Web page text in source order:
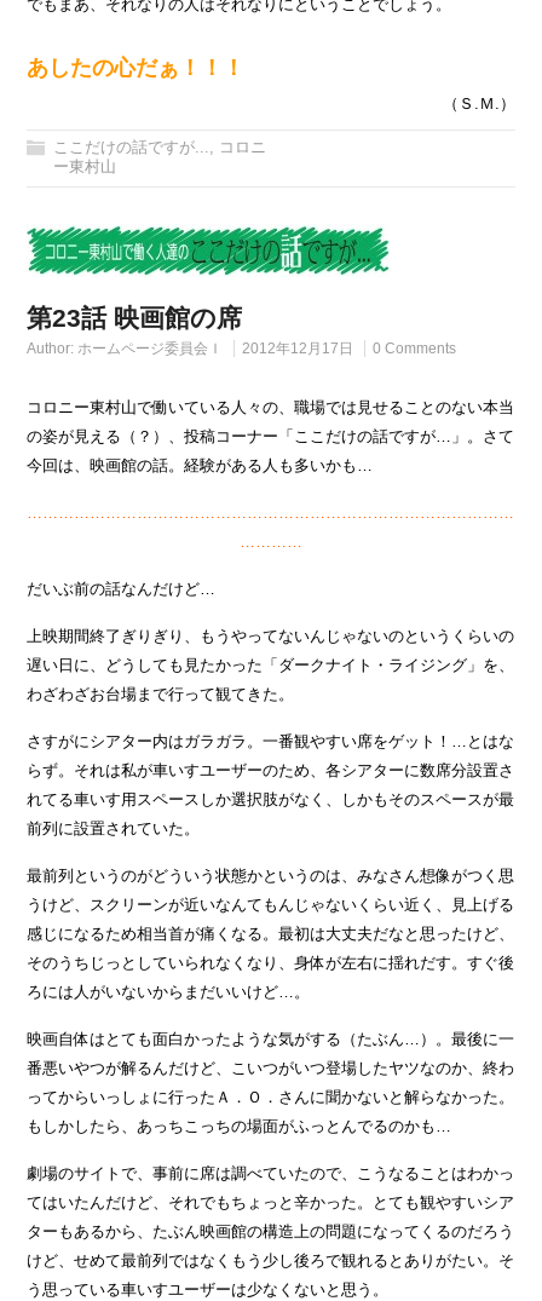
でもまあ、それなりの人はそれなりにということでしょう。
あしたの心だぁ！！！
（Ｓ.Ｍ.）
ここだけの話ですが...
コロニ
ー東村山
第23話 映画館の席
Author: ホームページ委員会Ｉ 2012年12月17日 0 Comments
コロニー東村山で働いている人々の、職場では見せることのない本当
の姿が見える（？）、投稿コーナー「ここだけの話ですが…」。さて
今回は、映画館の話。経験がある人も多いかも…
だいぶ前の話なんだけど…
上映期間終了ぎりぎり、もうやってないんじゃないのというくらいの
遅い日に、どうしても見たかった「ダークナイト・ライジング」を、
わざわざお台場まで行って観てきた。
さすがにシアター内はガラガラ。一番観やすい席をゲット！…とはな
らず。それは私が車いすユーザーのため、各シアターに数席分設置さ
れてる車いす用スペースしか選択肢がなく、しかもそのスペースが最
前列に設置されていた。
最前列というのがどういう状態かというのは、みなさん想像がつく思
うけど、スクリーンが近いなんてもんじゃないくらい近く、見上げる
感じになるため相当首が痛くなる。最初は大丈夫だなと思ったけど、
そのうちじっとしていられなくなり、身体が左右に揺れだす。すぐ後
ろには人がいないからまだいいけど…。
映画自体はとても面白かったような気がする（たぶん…）。最後に一
番悪いやつが解るんだけど、こいつがいつ登場したヤツなのか、終わ
ってからいっしょに行ったＡ．Ｏ．さんに聞かないと解らなかった。
もしかしたら、あっちこっちの場面がふっとんでるのかも…
劇場のサイトで、事前に席は調べていたので、こうなることはわかっ
てはいたんだけど、それでもちょっと辛かった。とても観やすいシア
ターもあるから、たぶん映画館の構造上の問題になってくるのだろう
けど、せめて最前列ではなくもう少し後ろで観れるとありがたい。そ
う思っている車いすユーザーは少なくないと思う。